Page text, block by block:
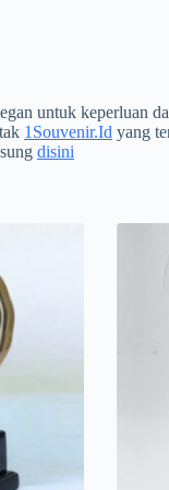
untuk keperluan
1Souvenir.Id yang
disini